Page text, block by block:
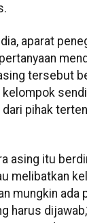
aparat
tersebut
pihak
asing itu
melibatkan
mungkin ada
harus